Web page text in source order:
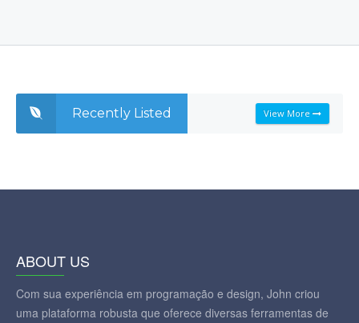
Recently Listed View More
ABOUT US
Com sua experiência em programação e design, John criou
uma plataforma robusta que oferece diversas ferramentas de